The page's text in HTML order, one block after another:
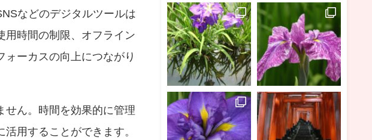
などのデジタルツールは
用時間の制限、オフライン
ーカスの向上につながり
せん。時間を効果的に管理
用することができます。